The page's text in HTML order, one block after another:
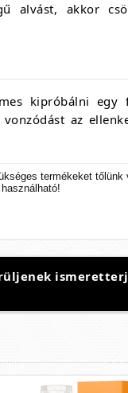
alvást, akkor
kipróbálni egy
az
termékeket tőlünk